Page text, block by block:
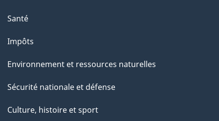
e
Santé
Impôts
Environnement et ressources naturelles
Sécurité nationale et défense
Culture, histoire et sport